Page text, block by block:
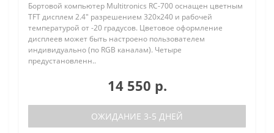
Бортовой компьютер Multitronics RC-700 оснащен цветным
TFT дисплем 2.4" разрешением 320х240 и рабочей
температурой от -20 градусов. Цветовое оформление
дисплеев может быть настроено пользователем
индивидуально (по RGB каналам). Четыре
предустановленн..
14 550 р.
ОЖИДАНИЕ 3-5 ДНЕЙ